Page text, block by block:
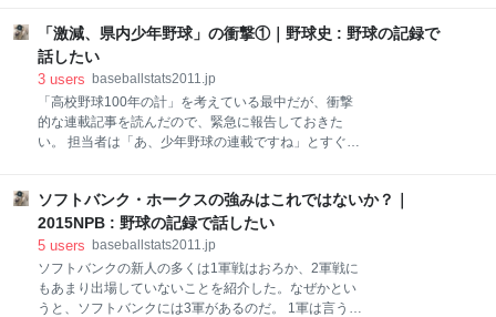
れるかもしれない。過疎化と、野球の衰退とサッカー
の隆盛が、交差してたまたま起こった特殊事情だと思
われるかもしれない。 そうではないのだ。一番深刻な
て、全国規模で、サッカー人口の増大、より具体的に
は野球のシェアの引きはがしを行っているということ
なのだ。 高知新聞の連載記事には、 高知県サッカー協
ーし、専従職員が常駐している。野球にはそもそも県
の統括組織がない。 少年野球は何もかもがボランティ
ア、サッカーは年100
「激減、県内少年野球」の衝撃①｜野球史 : 野球の記録で
話したい
3 users baseballstats2011.jp
「高校野球100年の計」を考えている最中だが、衝撃
的な連載記事を読んだので、緊急に報告しておきた
い。 担当者は「あ、少年野球の連載ですね」とすぐに
は「激減！県内少年野球」。高知といえば、全国有数
の「野球県」だ。ここで少年野球人口が激減している
という。 確かに高知ファイティングドッグスの入団会
見で藤川球児も「少年野球の人口が減っているようで
すし」と言っていた。会見場で話を聞いていた私は、
「少子化の中で、どこでもそういう傾向にあるから仕
ソフトバンク・ホークスの強みはこれではないか？｜
2015NPB : 野球の記録で話したい
5 users baseballstats2011.jp
ソフトバンクの新人の多くは1軍戦はおろか、2軍戦に
もあまり出場していないことを紹介した。なぜかとい
うと、ソフトバンクには3軍があるのだ。 1軍は言うま